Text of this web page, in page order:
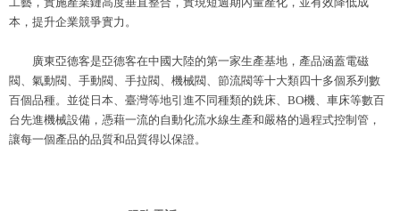
本，提升企業競爭實力。
廣東亞德客是亞德客在中國大陸的第一家生產基地，產品涵蓋電磁
閥、氣動閥、手動閥、手拉閥、機械閥、節流閥等十大類四十多個系列數
百個品種。並從日本、臺灣等地引進不同種類的銑床、BO機、車床等數百
台先進機械設備，憑藉一流的自動化流水線生產和嚴格的過程式控制管，
讓每一個產品的品質和品質得以保證。